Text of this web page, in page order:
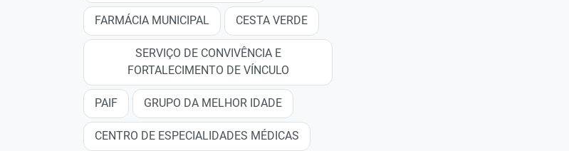
FARMÁCIA MUNICIPAL CESTA VERDE
SERVIÇO DE CONVIVÊNCIA E
FORTALECIMENTO DE VÍNCULO
PAIF GRUPO DA MELHOR IDADE
CENTRO DE ESPECIALIDADES MÉDICAS